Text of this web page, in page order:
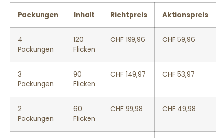
Packungen Inhalt Richtpreis Aktionspreis
4
Packungen
120
Flicken
CHF 199,96 CHF 59,96
3
Packungen
90
Flicken
CHF 149,97 CHF 53,97
2
Packungen
60
Flicken
CHF 99,98 CHF 49,98